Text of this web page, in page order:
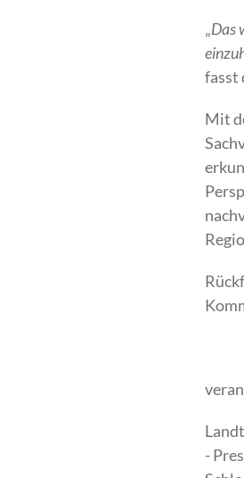
„Das
fasst
Mit
-